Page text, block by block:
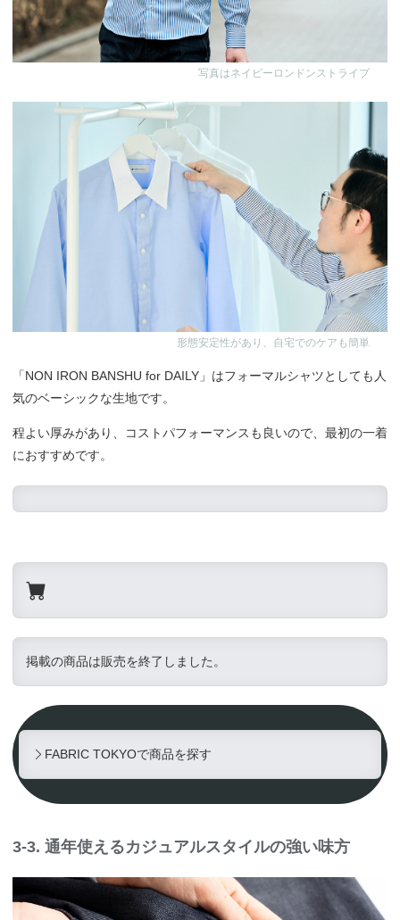
写真はネイビーロンドンストライプ
形態安定性があり、自宅でのケアも簡単
「NON IRON BANSHU for DAILY」はフォーマルシャツとしても人
気のベーシックな生地です。
程よい厚みがあり、コストパフォーマンスも良いので、最初の一着
におすすめです。
掲載の商品は販売を終了しました。
FABRIC TOKYOで商品を探す
3-3. 通年使えるカジュアルスタイルの強い味方